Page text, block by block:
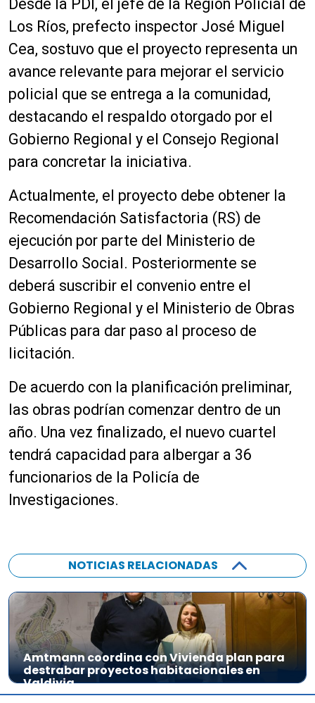
Desde la PDI, el jefe de la Región Policial de
Los Ríos, prefecto inspector José Miguel
Cea, sostuvo que el proyecto representa un
avance relevante para mejorar el servicio
policial que se entrega a la comunidad,
destacando el respaldo otorgado por el
Gobierno Regional y el Consejo Regional
para concretar la iniciativa.
Actualmente, el proyecto debe obtener la
Recomendación Satisfactoria (RS) de
ejecución por parte del Ministerio de
Desarrollo Social. Posteriormente se
deberá suscribir el convenio entre el
Gobierno Regional y el Ministerio de Obras
Públicas para dar paso al proceso de
licitación.
De acuerdo con la planificación preliminar,
las obras podrían comenzar dentro de un
año. Una vez finalizado, el nuevo cuartel
tendrá capacidad para albergar a 36
funcionarios de la Policía de
Investigaciones.
NOTICIAS RELACIONADAS
Amtmann coordina con Vivienda plan para
destrabar proyectos habitacionales en
Valdivia